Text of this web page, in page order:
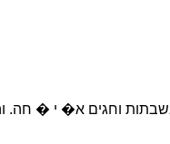
וחגים א� י � חה.